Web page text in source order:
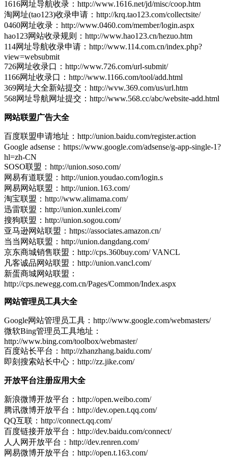
1616网址导航收录：http://www.1616.net/jd/misc/coop.htm
淘网址(tao123)收录申请：http://krq.tao123.com/collectsite/
0460网址收录：http://www.0460.com/member/login.aspx
hao123网站收录规则：http://www.hao123.cn/hezuo.htm
114网址导航收录申请：http://www.114.com.cn/index.php?
view=websubmit
726网址收录口：http://www.726.com/url-submit/
1166网址收录口：http://www.1166.com/tool/add.html
369网址大全新站提交：http://wvw.369.com/us/url.htm
568网址导航网址提交：http://www.568.cc/abc/website-add.html
网站联盟广告大全
百度联盟申请地址：http://union.baidu.com/register.action
Google adsense：https://www.google.com/adsense/g-app-single-1?
hl=zh-CN
SOSO联盟：http://union.soso.com/
网易有道联盟：http://union.youdao.com/login.s
网易网站联盟：http://union.163.com/
淘宝联盟：http://www.alimama.com/
迅雷联盟：http://union.xunlei.com/
搜狗联盟：http://union.sogou.com/
亚马逊网站联盟：https://associates.amazon.cn/
当当网站联盟：http://union.dangdang.com/
京东商城销售联盟：http://cps.360buy.com/ VANCL
凡客诚品网站联盟：http://union.vancl.com/
新蛋商城网站联盟：
http://cps.newegg.com.cn/Pages/Common/Index.aspx
网站管理员工具大全
Google网站管理员工具：http://www.google.com/webmasters/
微软Bing管理员工具地址：
http://www.bing.com/toolbox/webmaster/
百度站长平台：http://zhanzhang.baidu.com/
即刻搜索站长中心：http://zz.jike.com/
开放平台注册应用大全
新浪微博开放平台：http://open.weibo.com/
腾讯微博开放平台：http://dev.open.t.qq.com/
QQ互联：http://connect.qq.com/
百度链接开放平台：http://dev.baidu.com/connect/
人人网开放平台：http://dev.renren.com/
网易微博开放平台：http://open.t.163.com/